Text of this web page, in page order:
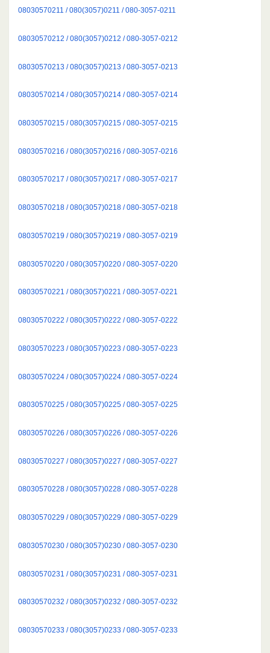
08030570211 / 080(3057)0211 / 080-3057-0211
08030570212 / 080(3057)0212 / 080-3057-0212
08030570213 / 080(3057)0213 / 080-3057-0213
08030570214 / 080(3057)0214 / 080-3057-0214
08030570215 / 080(3057)0215 / 080-3057-0215
08030570216 / 080(3057)0216 / 080-3057-0216
08030570217 / 080(3057)0217 / 080-3057-0217
08030570218 / 080(3057)0218 / 080-3057-0218
08030570219 / 080(3057)0219 / 080-3057-0219
08030570220 / 080(3057)0220 / 080-3057-0220
08030570221 / 080(3057)0221 / 080-3057-0221
08030570222 / 080(3057)0222 / 080-3057-0222
08030570223 / 080(3057)0223 / 080-3057-0223
08030570224 / 080(3057)0224 / 080-3057-0224
08030570225 / 080(3057)0225 / 080-3057-0225
08030570226 / 080(3057)0226 / 080-3057-0226
08030570227 / 080(3057)0227 / 080-3057-0227
08030570228 / 080(3057)0228 / 080-3057-0228
08030570229 / 080(3057)0229 / 080-3057-0229
08030570230 / 080(3057)0230 / 080-3057-0230
08030570231 / 080(3057)0231 / 080-3057-0231
08030570232 / 080(3057)0232 / 080-3057-0232
08030570233 / 080(3057)0233 / 080-3057-0233